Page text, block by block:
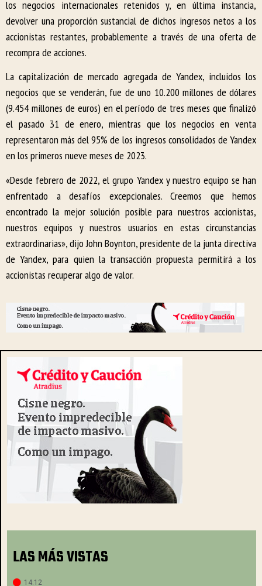
los negocios internacionales retenidos y, en última instancia,
devolver una proporción sustancial de dichos ingresos netos a los
accionistas restantes, probablemente a través de una oferta de
recompra de acciones.
La capitalización de mercado agregada de Yandex, incluidos los
negocios que se venderán, fue de uno 10.200 millones de dólares
(9.454 millones de euros) en el período de tres meses que finalizó
el pasado 31 de enero, mientras que los negocios en venta
representaron más del 95% de los ingresos consolidados de Yandex
en los primeros nueve meses de 2023.
«Desde febrero de 2022, el grupo Yandex y nuestro equipo se han
enfrentado a desafíos excepcionales. Creemos que hemos
encontrado la mejor solución posible para nuestros accionistas,
nuestros equipos y nuestros usuarios en estas circunstancias
extraordinarias», dijo John Boynton, presidente de la junta directiva
de Yandex, para quien la transacción propuesta permitirá a los
accionistas recuperar algo de valor.
LAS MÁS VISTAS
14:12